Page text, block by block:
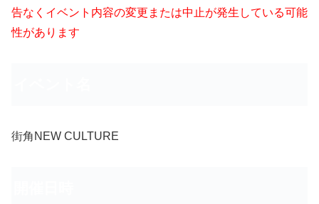
告なくイベント内容の変更または中止が発生している可能
性があります
街角NEW CULTURE